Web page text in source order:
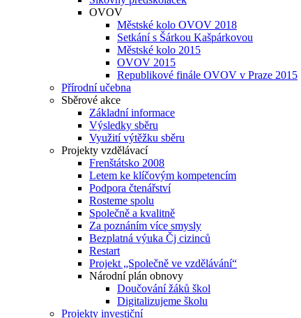
OVOV
Městské kolo OVOV 2018
Setkání s Šárkou Kašpárkovou
Městské kolo 2015
OVOV 2015
Republikové finále OVOV v Praze 2015
Přírodní učebna
Sběrové akce
Základní informace
Výsledky sběru
Využití výtěžku sběru
Projekty vzdělávací
Frenštátsko 2008
Letem ke klíčovým kompetencím
Podpora čtenářství
Rosteme spolu
Společně a kvalitně
Za poznáním více smysly
Bezplatná výuka Čj cizinců
Restart
Projekt „Společně ve vzdělávání“
Národní plán obnovy
Doučování žáků škol
Digitalizujeme školu
Projekty investiční